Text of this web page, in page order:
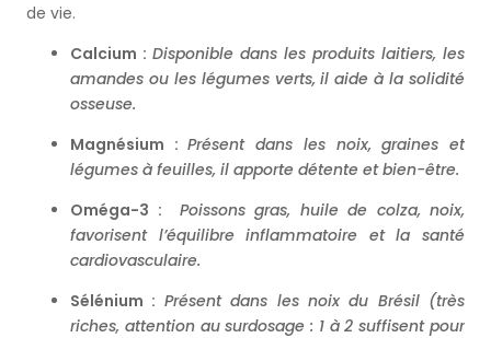
de vie.
Calcium : Disponible dans les produits laitiers, les
amandes ou les légumes verts, il aide à la solidité
osseuse.
Magnésium :Présent dans les noix, graines et
légumes à feuilles, il apporte détente et bien-être.
Oméga-3 :
Poissons gras, huile de colza, noix,
favorisent l’équilibre inflammatoire et la santé
cardiovasculaire.
Sélénium : Présent dans les noix du Brésil (très
riches, attention au surdosage : 1 à 2 suffisent pour